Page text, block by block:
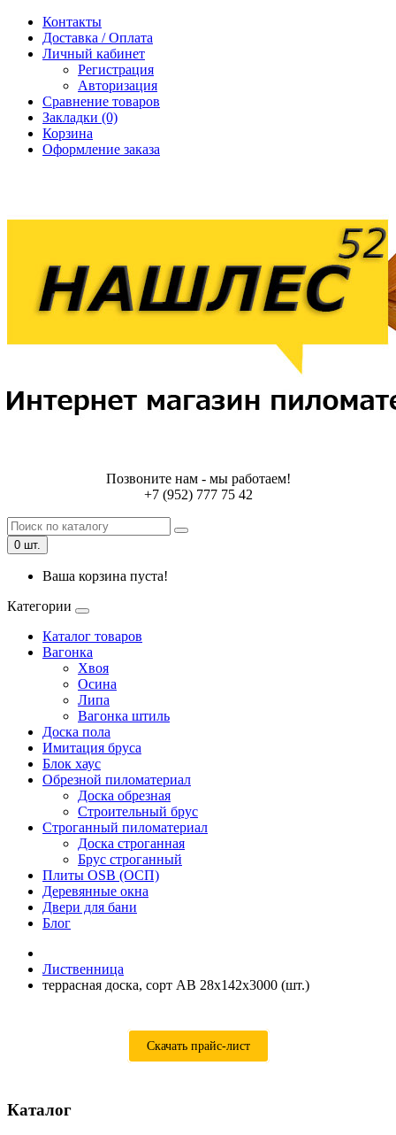
Контакты
Доставка / Оплата
Личный кабинет
Регистрация
Авторизация
Сравнение товаров
Закладки (0)
Корзина
Оформление заказа
Позвоните нам - мы работаем!
+7 (952) 777 75 42
0 шт.
Ваша корзина пуста!
Категории
Каталог товаров
Вагонка
Хвоя
Осина
Липа
Вагонка штиль
Доска пола
Имитация бруса
Блок хаус
Обрезной пиломатериал
Доска обрезная
Строительный брус
Строганный пиломатериал
Доска строганная
Брус строганный
Плиты OSB (ОСП)
Деревянные окна
Двери для бани
Блог
Лиственница
террасная доска, сорт AB 28x142x3000 (шт.)
Скачать прайс-лист
Каталог